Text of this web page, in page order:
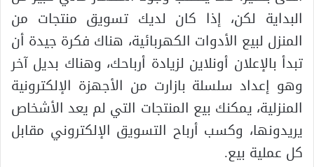
البداية لكن، إذا كان لديك تسويق منتجات من
المنزل لبيع الأدوات الكهربائية، هناك فكرة جيدة أن
تبدأ بالإعلان أونلاين لزيادة أرباحك، وهناك بديل آخر
وهو إعداد سلسلة بازارت من الأجهزة الإلكترونية
المنزلية، يمكنك بيع المنتجات التي لم يعد الأشخاص
يريدونها، وكسب أرباح التسويق الإلكتروني مقابل
كل عملية بيع.